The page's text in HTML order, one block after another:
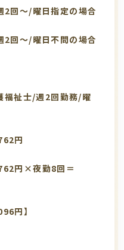
回～/曜日指定の場合
回～/曜日不問の場合
福祉士/週2回勤務/曜
円
円×夜勤8回＝
円】